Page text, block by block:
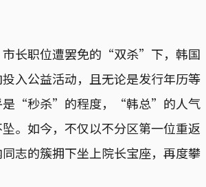
市长职位遭罢免的“双杀”下，韩国
入公益活动，且无论是发行年历等
是“秒杀”的程度，“韩总”的人气
。如今，不仅以不分区第一位重返
志的簇拥下坐上院长宝座，再度攀